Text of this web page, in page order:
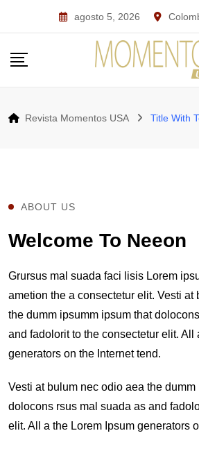
agosto 5, 2026
Revista Momentos USA Title With
ABOUT US
Welcome To Neeon
Grursus mal suada faci lisis Lorem
ametion the a consectetur elit. Vesti at
the dumm ipsumm ipsum that
and fadolorit to the consectetur elit. All
generators on the Internet tend.
Vesti at bulum nec odio aea the
dolocons rsus mal suada as and
elit. All a the Lorem Ipsum generators